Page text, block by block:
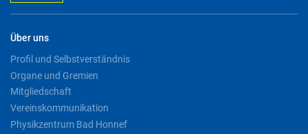
Über uns
Profil und Selbstverständnis
Organe und Gremien
Mitgliedschaft
Vereinskommunikation
Physikzentrum Bad Honnef